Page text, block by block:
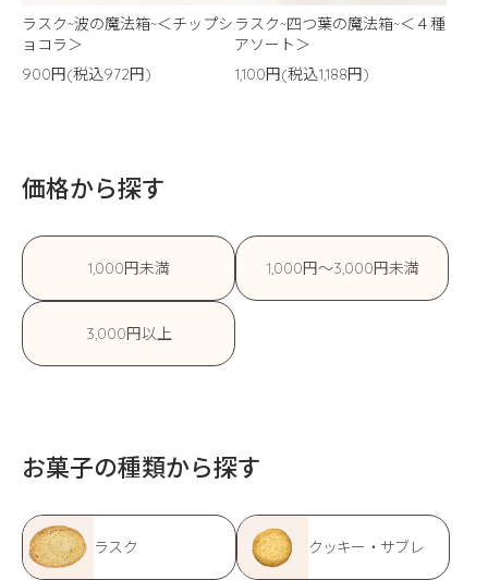
ラスク~波の魔法箱~＜チップシ
ョコラ＞
900円(税込972円)
ラスク~四つ葉の魔法箱~＜４種
アソート＞
1,100円(税込1,188円)
価格から探す
1,000円未満 1,000円〜3,000円未満
3,000円以上
お菓子の種類から探す
ラスク クッキー・サブレ